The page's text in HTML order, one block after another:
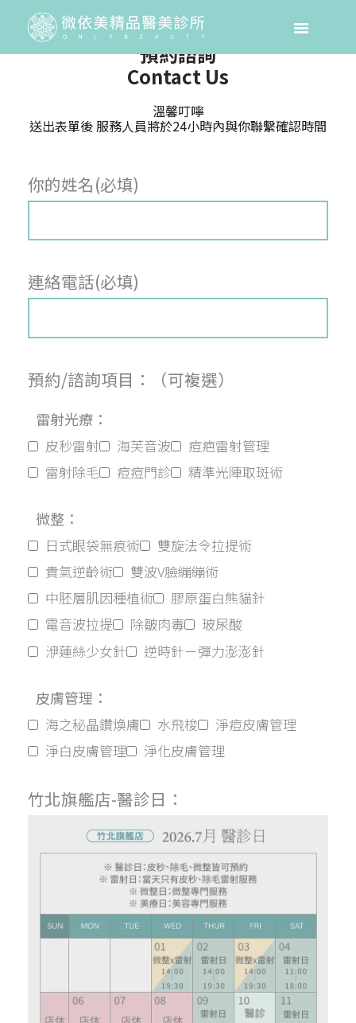
預約諮詢
Contact Us
溫馨叮嚀
送出表單後 服務人員將於24小時內與你聯繫確認時間
你的姓名(必填)
連絡電話(必填)
預約/諮詢項目：（可複選）
雷射光療：
皮秒雷射 海芙音波
痘疤雷射管理
雷射除毛
痘痘門診 精準光陣取斑術
微整：
日式眼袋無痕術
雙旋法令拉提術
貴氣逆齡術
雙波V臉繃繃術
中胚層肌因種植術
膠原蛋白熊貓針
電音波拉提
除皺肉毒
玻尿酸
洢蓮絲少女針
逆時針－彈力澎澎針
皮膚管理：
海之秘晶鑽煥膚 水飛梭
淨痘皮膚管理
淨白皮膚管理
淨化皮膚管理
竹北旗艦店-醫診日：